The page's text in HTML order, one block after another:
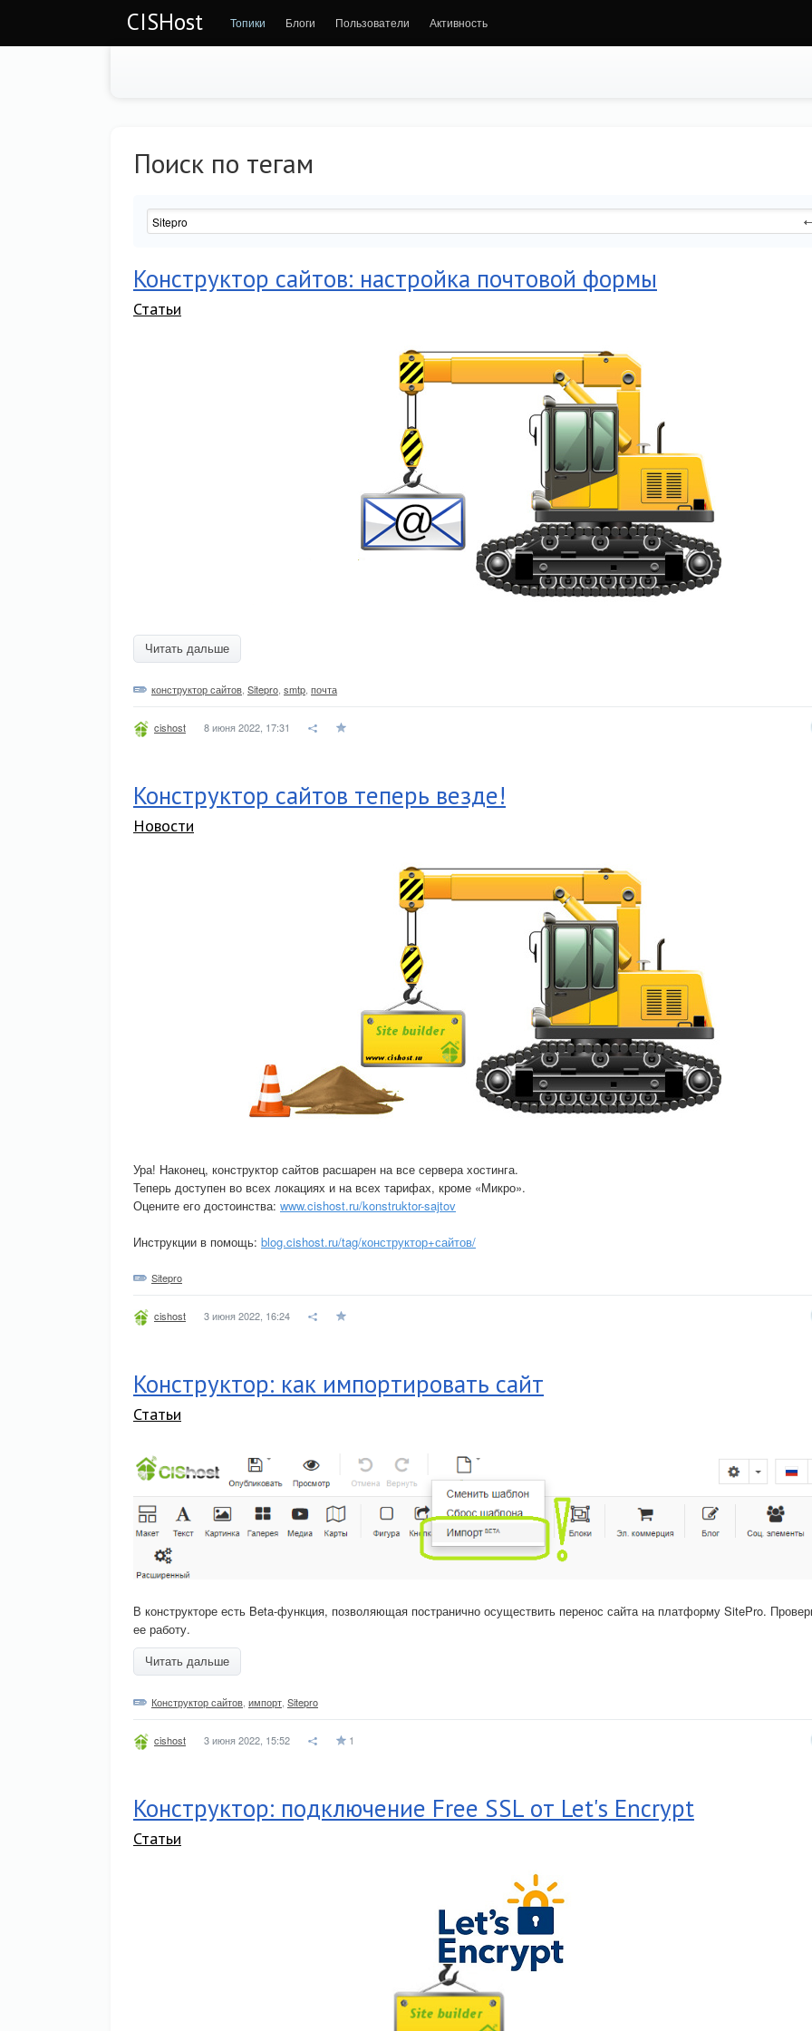
CISHost Топики Блоги Пользователи Активность
Поиск по тегам
Конструктор сайтов: настройка почтовой формы
Статьи
Читать дальше
конструктор сайтов Sitepro smtp почта
cishost 8 июня 2022, 17:31
Конструктор сайтов теперь везде!
Новости
Ура! Наконец, конструктор сайтов расшарен на все сервера хостинга.
Теперь доступен во всех локациях и на всех тарифах, кроме «Микро».
Оцените его достоинства: www.cishost.ru/konstruktor-sajtov
Инструкции в помощь: blog.cishost.ru/tag/конструктор+сайтов/
Sitepro
cishost 3 июня 2022, 16:24
Конструктор: как импортировать сайт
Статьи
В конструкторе есть Beta-функция, позволяющая постранично осуществить перенос сайта на платформу SitePro.
ее работу.
Читать дальше
Конструктор сайтов импорт Sitepro
cishost 3 июня 2022, 15:52 1
Конструктор: подключение Free SSL от Let's Encrypt
Статьи